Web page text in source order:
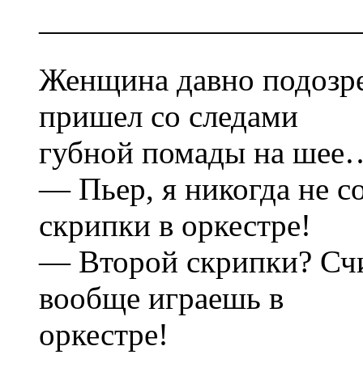
Женщина давно
пришел со следами
губной помады на
— Пьер, я никогда не
скрипки в оркестре!
— Второй скрипки?
вообще играешь в
оркестре!